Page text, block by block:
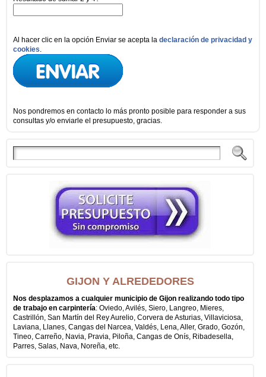
Al hacer clic en la opción Enviar se acepta la declaración de privacidad y
cookies.
Nos pondremos en contacto lo más pronto posible para responder a sus
consultas y/o enviarle el presupuesto, gracias.
GIJON Y ALREDEDORES
Nos desplazamos a cualquier municipio de Gijon realizando todo tipo
de trabajo en carpintería: Oviedo, Avilés, Siero, Langreo, Mieres,
Castrillón, San Martín del Rey Aurelio, Corvera de Asturias, Villaviciosa,
Laviana, Llanes, Cangas del Narcea, Valdés, Lena, Aller, Grado, Gozón,
Tineo, Carreño, Navia, Pravia, Piloña, Cangas de Onís, Ribadesella,
Parres, Salas, Nava, Noreña, etc.